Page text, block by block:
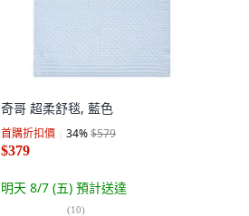
奇哥 超柔舒毯, 藍色
首購折扣價 34%$579
$379
明天 8/7 (五) 預計送達
(10)